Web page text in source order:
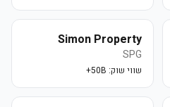
Simon Property
SPG
שווי שוק: 50B+